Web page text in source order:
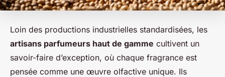
Loin des productions industrielles standardisées, les
artisans parfumeurs haut de gamme cultivent un
savoir-faire d’exception, où chaque fragrance est
pensée comme une œuvre olfactive unique. Ils